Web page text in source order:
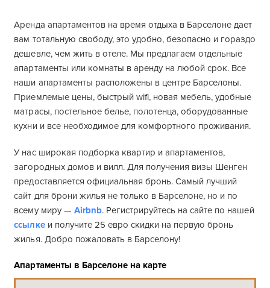
Аренда апартаментов на время отдыха в Барселоне дает
вам тотальную свободу, это удобно, безопасно и гораздо
дешевле, чем жить в отеле. Мы предлагаем отдельные
апартаменты или комнаты в аренду на любой срок. Все
наши апартаменты расположены в центре Барселоны.
Приемлемые цены, быстрый wifi, новая мебель, удобные
матрасы, постельное белье, полотенца, оборудованные
кухни и все необходимое для комфортного проживания.
У нас широкая подборка квартир и апартаментов,
загородных домов и вилл. Для получения визы Шенген
предоставляется официальная бронь. Самый лучший
сайт для брони жилья не только в Барселоне, но и по
всему миру — Airbnb. Регистрируйтесь на сайте по нашей
ссылкеи получите 25 евро скидки на первую бронь
жилья. Добро пожаловать в Барселону!
Апартаменты в Барселоне на карте